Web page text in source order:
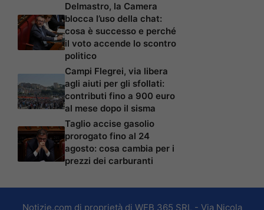
Delmastro, la Camera
blocca l’uso della chat:
cosa è successo e perché
il voto accende lo scontro
politico
Campi Flegrei, via libera
agli aiuti per gli sfollati:
contributi fino a 900 euro
al mese dopo il sisma
Taglio accise gasolio
prorogato fino al 24
agosto: cosa cambia per i
prezzi dei carburanti
Notizie.com di proprietà di WEB 365 SRL - Via Nicola